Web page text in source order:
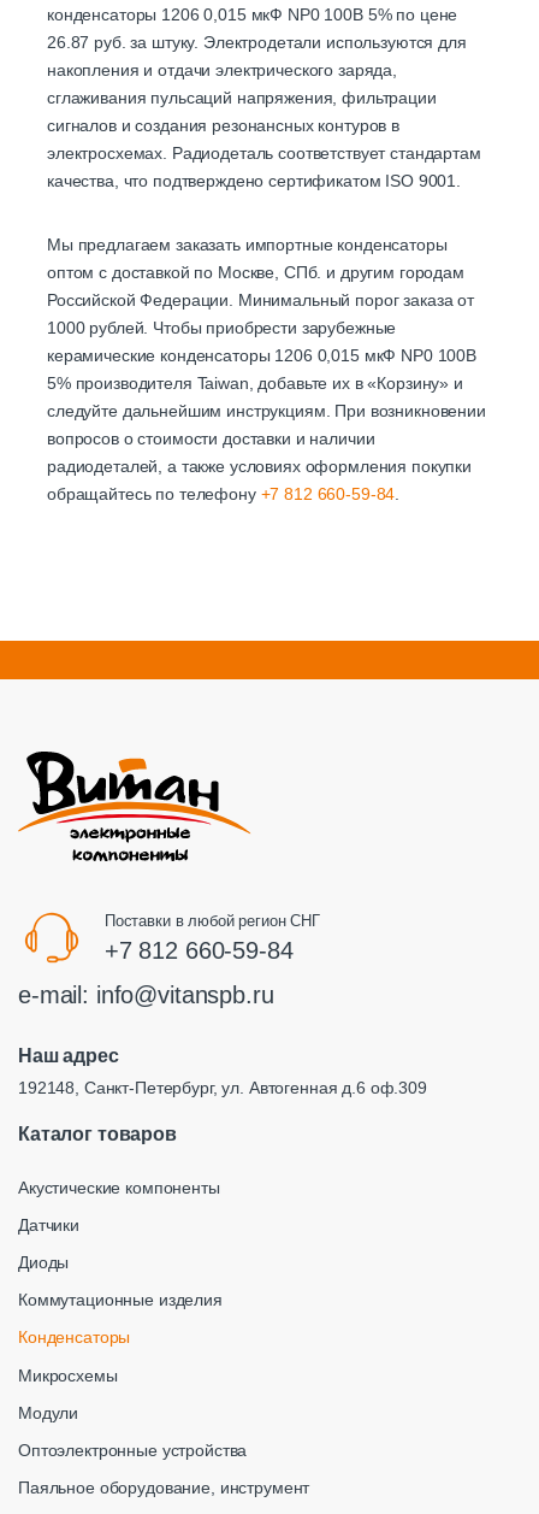
конденсаторы 1206 0,015 мкФ NP0 100В 5% по цене
26.87 руб. за штуку. Электродетали используются для
накопления и отдачи электрического заряда,
сглаживания пульсаций напряжения, фильтрации
сигналов и создания резонансных контуров в
электросхемах. Радиодеталь соответствует стандартам
качества, что подтверждено сертификатом ISO 9001.
Мы предлагаем заказать импортные конденсаторы
оптом с доставкой по Москве, СПб. и другим городам
Российской Федерации. Минимальный порог заказа от
1000 рублей. Чтобы приобрести зарубежные
керамические конденсаторы 1206 0,015 мкФ NP0 100В
5% производителя Taiwan, добавьте их в «Корзину» и
следуйте дальнейшим инструкциям. При возникновении
вопросов о стоимости доставки и наличии
радиодеталей, а также условиях оформления покупки
обращайтесь по телефону +7 812 660-59-84.
Поставки в любой регион СНГ
+7 812 660-59-84
e-mail: info@vitanspb.ru
Наш адрес
192148, Санкт-Петербург, ул. Автогенная д.6 оф.309
Каталог товаров
Акустические компоненты
Датчики
Диоды
Коммутационные изделия
Конденсаторы
Микросхемы
Модули
Оптоэлектронные устройства
Паяльное оборудование, инструмент